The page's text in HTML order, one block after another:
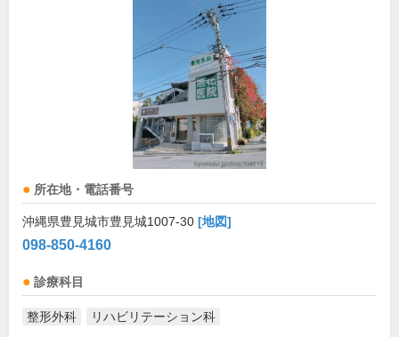
所在地・電話番号
沖縄県豊見城市豊見城1007-30 [地図]
098-850-4160
診療科目
整形外科 リハビリテーション科